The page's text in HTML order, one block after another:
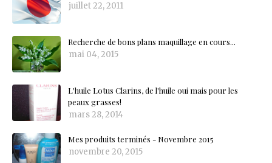
juillet 22, 2011
Recherche de bons plans maquillage en cours...
mai 04, 2015
L'huile Lotus Clarins, de l'huile oui mais pour les
peaux grasses!
mars 28, 2014
Mes produits terminés - Novembre 2015
novembre 20, 2015